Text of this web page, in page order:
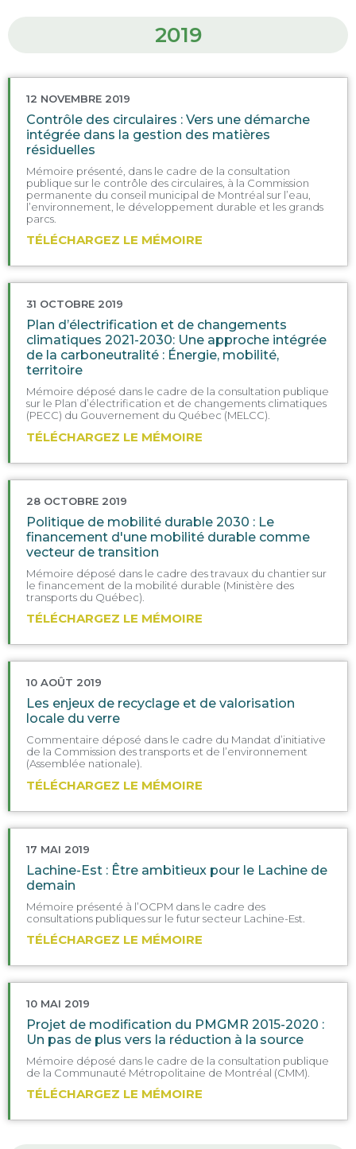
2019
12 NOVEMBRE 2019
Contrôle des circulaires : Vers une démarche
intégrée dans la gestion des matières
résiduelles
Mémoire présenté, dans le cadre de la consultation
publique sur le contrôle des circulaires, à la Commission
permanente du conseil municipal de Montréal sur l’eau,
l’environnement, le développement durable et les grands
parcs.
TÉLÉCHARGEZ LE MÉMOIRE
31 OCTOBRE 2019
Plan d’électrification et de changements
climatiques 2021-2030: Une approche intégrée
de la carboneutralité : Énergie, mobilité,
territoire
Mémoire déposé dans le cadre de la consultation publique
sur le Plan d’électrification et de changements climatiques
(PECC) du Gouvernement du Québec (MELCC).
TÉLÉCHARGEZ LE MÉMOIRE
28 OCTOBRE 2019
Politique de mobilité durable 2030 : Le
financement d'une mobilité durable comme
vecteur de transition
Mémoire déposé dans le cadre des travaux du chantier sur
le financement de la mobilité durable (Ministère des
transports du Québec).
TÉLÉCHARGEZ LE MÉMOIRE
10 AOÛT 2019
Les enjeux de recyclage et de valorisation
locale du verre
Commentaire déposé dans le cadre du Mandat d’initiative
de la Commission des transports et de l’environnement
(Assemblée nationale).
TÉLÉCHARGEZ LE MÉMOIRE
17 MAI 2019
Lachine-Est : Être ambitieux pour le Lachine de
demain
Mémoire présenté à l’OCPM dans le cadre des
consultations publiques sur le futur secteur Lachine-Est.
TÉLÉCHARGEZ LE MÉMOIRE
10 MAI 2019
Projet de modification du PMGMR 2015-2020 :
Un pas de plus vers la réduction à la source
Mémoire déposé dans le cadre de la consultation publique
de la Communauté Métropolitaine de Montréal (CMM).
TÉLÉCHARGEZ LE MÉMOIRE